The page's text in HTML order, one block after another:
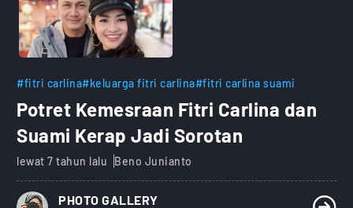
#fitri carlina#keluarga fitri carlina#fitri carlina suami
Potret Kemesraan Fitri Carlina dan
Suami Kerap Jadi Sorotan
lewat 7 tahun lalu Beno Junianto
PHOTO GALLERY